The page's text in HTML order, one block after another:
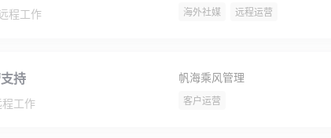
程工作 海外社媒 远程运营
持
程工作
帆海乘风管理
客户运营